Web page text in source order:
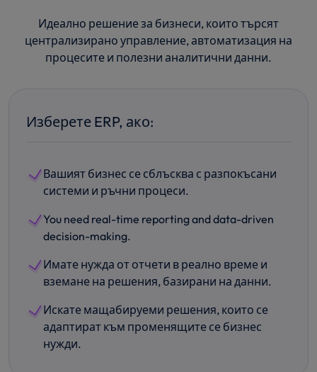
Идеално решение за бизнеси, които търсят
централизирано управление, автоматизация на
процесите и полезни аналитични данни.
Изберете ERP, ако:
Вашият бизнес се сблъсква с разпокъсани
системи и ръчни процеси.
You need real-time reporting and data-driven
decision-making.
Имате нужда от отчети в реално време и
вземане на решения, базирани на данни.
Искате мащабируеми решения, които се
адаптират към променящите се бизнес
нужди.